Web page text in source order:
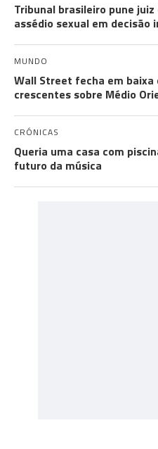
Tribunal brasileiro pune
assédio sexual em decisão
MUNDO
Wall Street fecha em baixa
crescentes sobre Médio
CRÓNICAS
Queria uma casa com
futuro da música